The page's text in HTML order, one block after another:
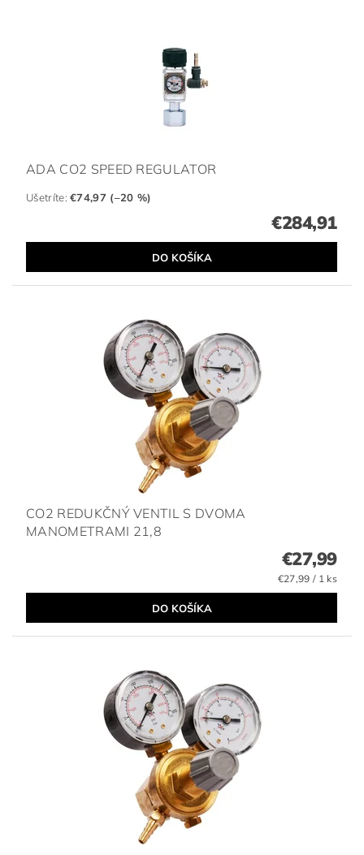
ADA CO2 SPEED REGULATOR
Ušetríte:€74,97 (–20 %)
€284,91
CO2 REDUKČNÝ VENTIL S DVOMA
MANOMETRAMI 21,8
€27,99
€27,99 / 1 ks